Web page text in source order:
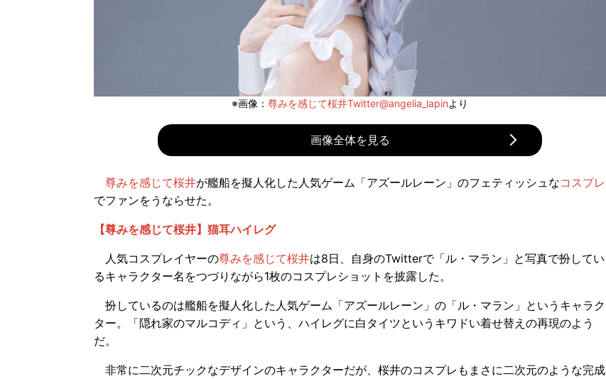
※画像： 尊みを感じて桜井Twitter@angelia_lapinより
画像全体を見る
尊みを感じて桜井が艦船を擬人化した人気ゲーム「アズールレーン」のフェティッシュなコスプレ
でファンをうならせた。
【尊みを感じて桜井】猫耳ハイレグ
人気コスプレイヤーの尊みを感じて桜井は8日、自身のTwitterで「ル・マラン」と写真で扮してい
るキャラクター名をつづりながら1枚のコスプレショットを披露した。
扮しているのは艦船を擬人化した人気ゲーム「アズールレーン」の「ル・マラン」というキャラク
ター。「隠れ家のマルコディ」という、ハイレグに白タイツというキワドい着せ替えの再現のよう
だ。
非常に二次元チックなデザインのキャラクターだが、桜井のコスプレもまさに二次元のような完成